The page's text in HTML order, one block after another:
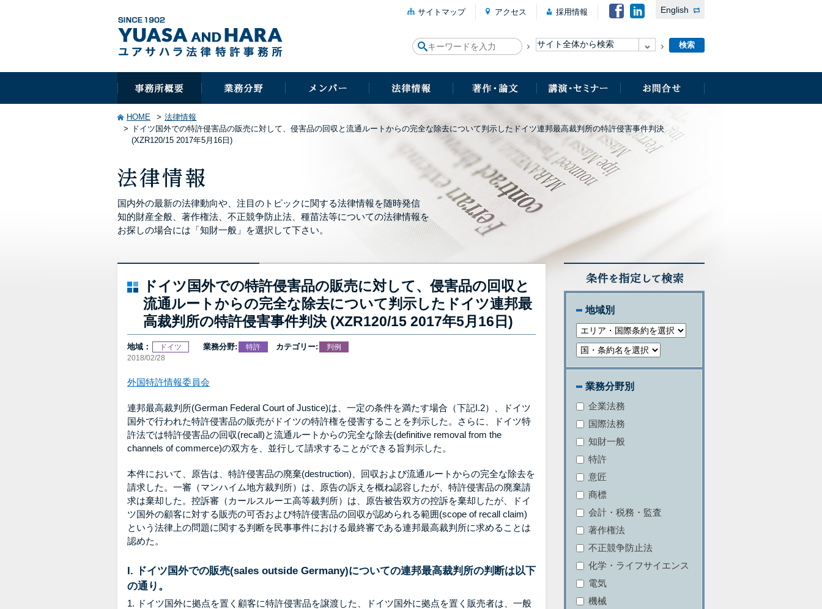
サイトマップ アクセス 採用情報 English
HOME
法律情報
ドイツ国外での特許侵害品の販売に対して、侵害品の回収と流通ルートからの完全な除去について判示したドイツ連邦最高裁判所の特許侵害事件判決
(XZR120/15 2017年5月16日)
国内外の最新の法律動向や、注目のトピックに関する法律情報を随時発信
知的財産全般、著作権法、不正競争防止法、種苗法等についての法律情報を
お探しの場合には「知財一般」を選択して下さい。
ドイツ国外での特許侵害品の販売に対して、侵害品の回収と
流通ルートからの完全な除去について判示したドイツ連邦最
高裁判所の特許侵害事件判決 (XZR120/15 2017年5月16日)
地域： ドイツ 業務分野: 特許 カテゴリー:
判例
2018/02/28
外国特許情報委員会
連邦最高裁判所(German Federal Court of Justice)は、一定の条件を満たす場合（下記I.2）、ドイツ
国外で行われた特許侵害品の販売がドイツの特許権を侵害することを判示した。さらに、ドイツ特
許法では特許侵害品の回収(recall)と流通ルートからの完全な除去(definitive removal from the
channels of commerce)の双方を、並行して請求することができる旨判示した。
本件において、原告は、特許侵害品の廃棄(destruction)、回収および流通ルートからの完全な除去を
請求した。一審（マンハイム地方裁判所）は、原告の訴えを概ね認容したが、特許侵害品の廃棄請
求は棄却した。控訴審（カールスルーエ高等裁判所）は、原告被告双方の控訴を棄却したが、ドイ
ツ国外の顧客に対する販売の可否および特許侵害品の回収が認められる範囲(scope of recall claim)
という法律上の問題に関する判断を民事事件における最終審である連邦最高裁判所に求めることは
認めた。
I. ドイツ国外での販売(sales outside Germany)についての連邦最高裁判所の判断は以下
の通り。
1. ドイツ国外に拠点を置く顧客に特許侵害品を譲渡した、ドイツ国外に拠点を置く販売者は、一般
地域別
業務分野別
企業法務
国際法務
知財一般
特許
意匠
商標
会計・税務・監査
著作権法
不正競争防止法
化学・ライフサイエンス
電気
機械